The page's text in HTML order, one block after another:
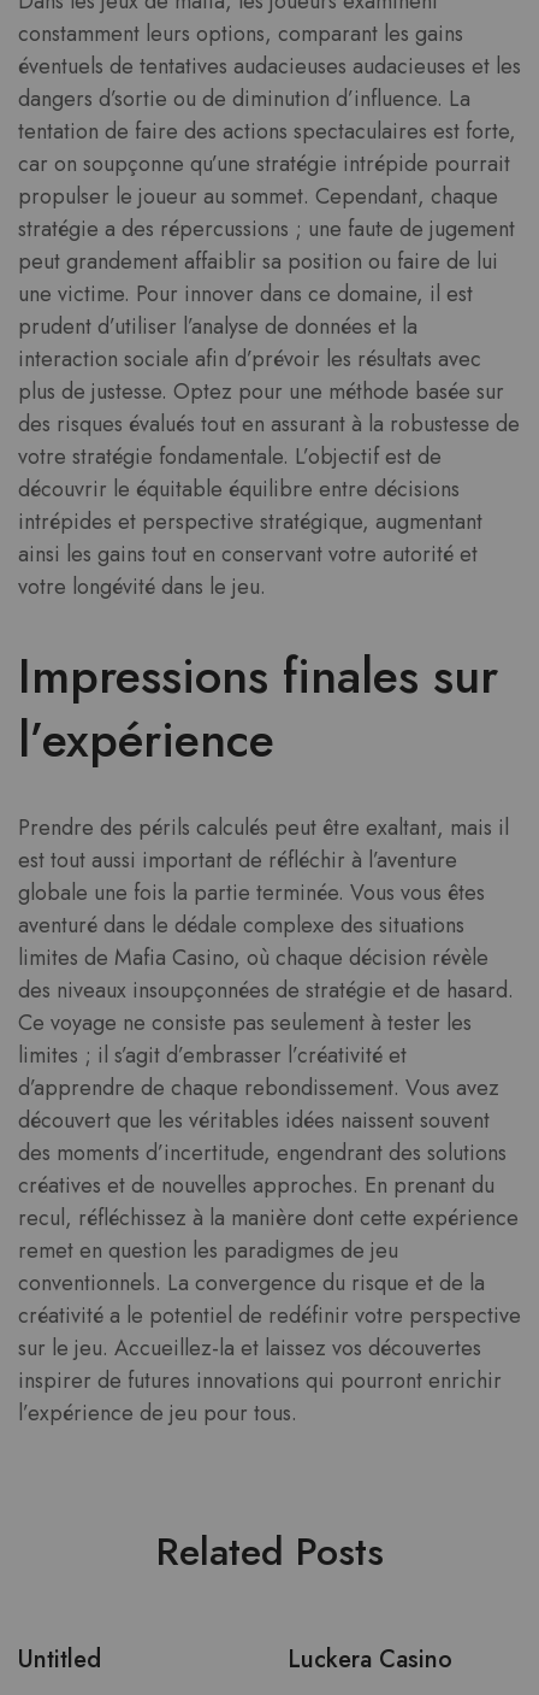
constamment leurs options, comparant les gains
éventuels de tentatives audacieuses audacieuses et les
dangers d’sortie ou de diminution d’influence. La
tentation de faire des actions spectaculaires est forte,
car on soupçonne qu’une stratégie intrépide pourrait
propulser le joueur au sommet. Cependant, chaque
stratégie a des répercussions ; une faute de jugement
peut grandement affaiblir sa position ou faire de lui
une victime. Pour innover dans ce domaine, il est
prudent d’utiliser l’analyse de données et la
interaction sociale afin d’prévoir les résultats avec
plus de justesse. Optez pour une méthode basée sur
des risques évalués tout en assurant à la robustesse de
votre stratégie fondamentale. L’objectif est de
découvrir le équitable équilibre entre décisions
intrépides et perspective stratégique, augmentant
ainsi les gains tout en conservant votre autorité et
votre longévité dans le jeu.
Impressions finales sur
l’expérience
Prendre des périls calculés peut être exaltant, mais il
est tout aussi important de réfléchir à l’aventure
globale une fois la partie terminée. Vous vous êtes
aventuré dans le dédale complexe des situations
limites de Mafia Casino, où chaque décision révèle
des niveaux insoupçonnées de stratégie et de hasard.
Ce voyage ne consiste pas seulement à tester les
limites ; il s’agit d’embrasser l’créativité et
d’apprendre de chaque rebondissement. Vous avez
découvert que les véritables idées naissent souvent
des moments d’incertitude, engendrant des solutions
créatives et de nouvelles approches. En prenant du
recul, réfléchissez à la manière dont cette expérience
remet en question les paradigmes de jeu
conventionnels. La convergence du risque et de la
créativité a le potentiel de redéfinir votre perspective
sur le jeu. Accueillez-la et laissez vos découvertes
inspirer de futures innovations qui pourront enrichir
l’expérience de jeu pour tous.
Related Posts
Untitled Luckera Casino